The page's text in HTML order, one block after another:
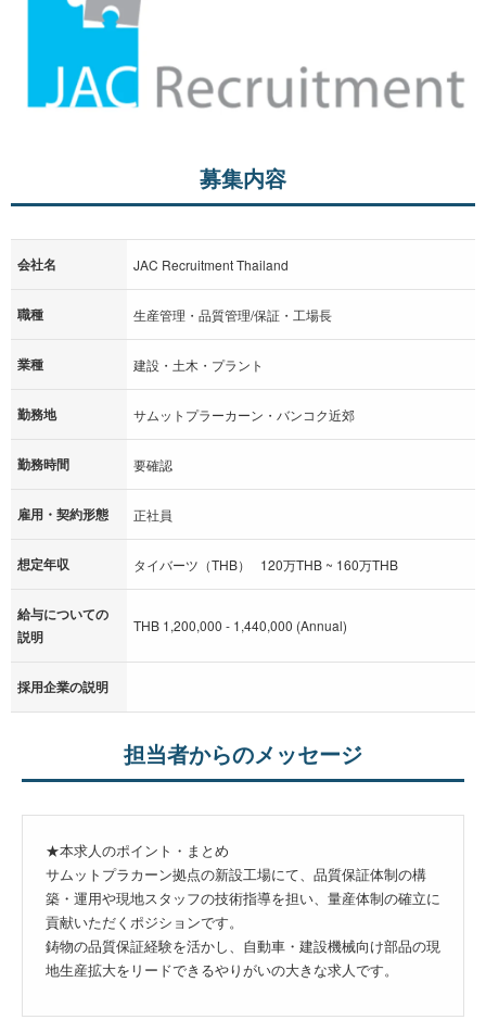
募集内容
会社名 JAC Recruitment Thailand
職種 生産管理・品質管理/保証・工場長
業種 建設・土木・プラント
勤務地 サムットプラーカーン・バンコク近郊
勤務時間 要確認
雇用・契約形態 正社員
想定年収 タイバーツ（THB） 120万THB ~ 160万THB
給与についての
説明
THB 1,200,000 - 1,440,000 (Annual)
採用企業の説明
担当者からのメッセージ
★本求人のポイント・まとめ
サムットプラカーン拠点の新設工場にて、品質保証体制の構
築・運用や現地スタッフの技術指導を担い、量産体制の確立に
貢献いただくポジションです。
鋳物の品質保証経験を活かし、自動車・建設機械向け部品の現
地生産拡大をリードできるやりがいの大きな求人です。